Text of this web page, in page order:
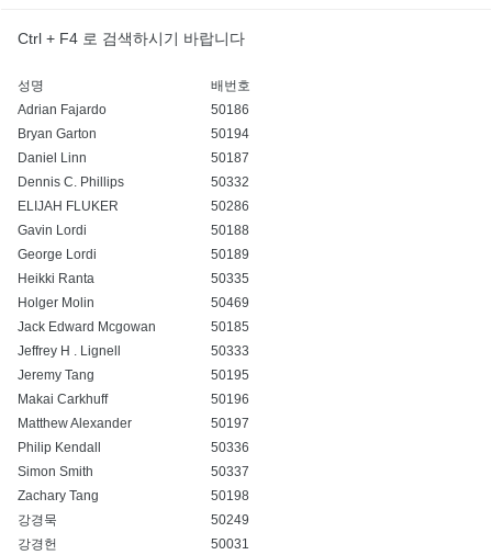
Ctrl + F4 로 검색하시기 바랍니다
성명
배번호
Adrian Fajardo
50186
Bryan Garton
50194
Daniel Linn
50187
Dennis C. Phillips
50332
ELIJAH FLUKER
50286
Gavin Lordi
50188
George Lordi
50189
Heikki Ranta
50335
Holger Molin
50469
Jack Edward Mcgowan
50185
Jeffrey H . Lignell
50333
Jeremy Tang
50195
Makai Carkhuff
50196
Matthew Alexander
50197
Philip Kendall
50336
Simon Smith
50337
Zachary Tang
50198
강경묵
50249
강경헌
50031